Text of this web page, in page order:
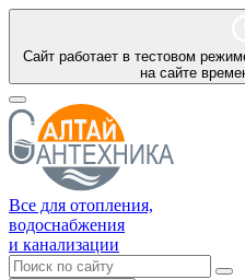
Сайт работает в тестовом
на сайте
Все для отопления,
водоснабжения
и канализации